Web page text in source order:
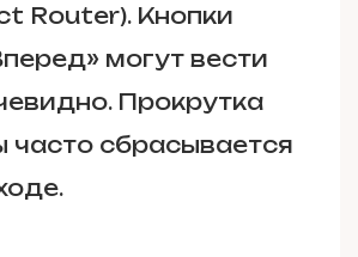
Router). Кнопки
могут вести
Прокрутка
часто сбрасывается